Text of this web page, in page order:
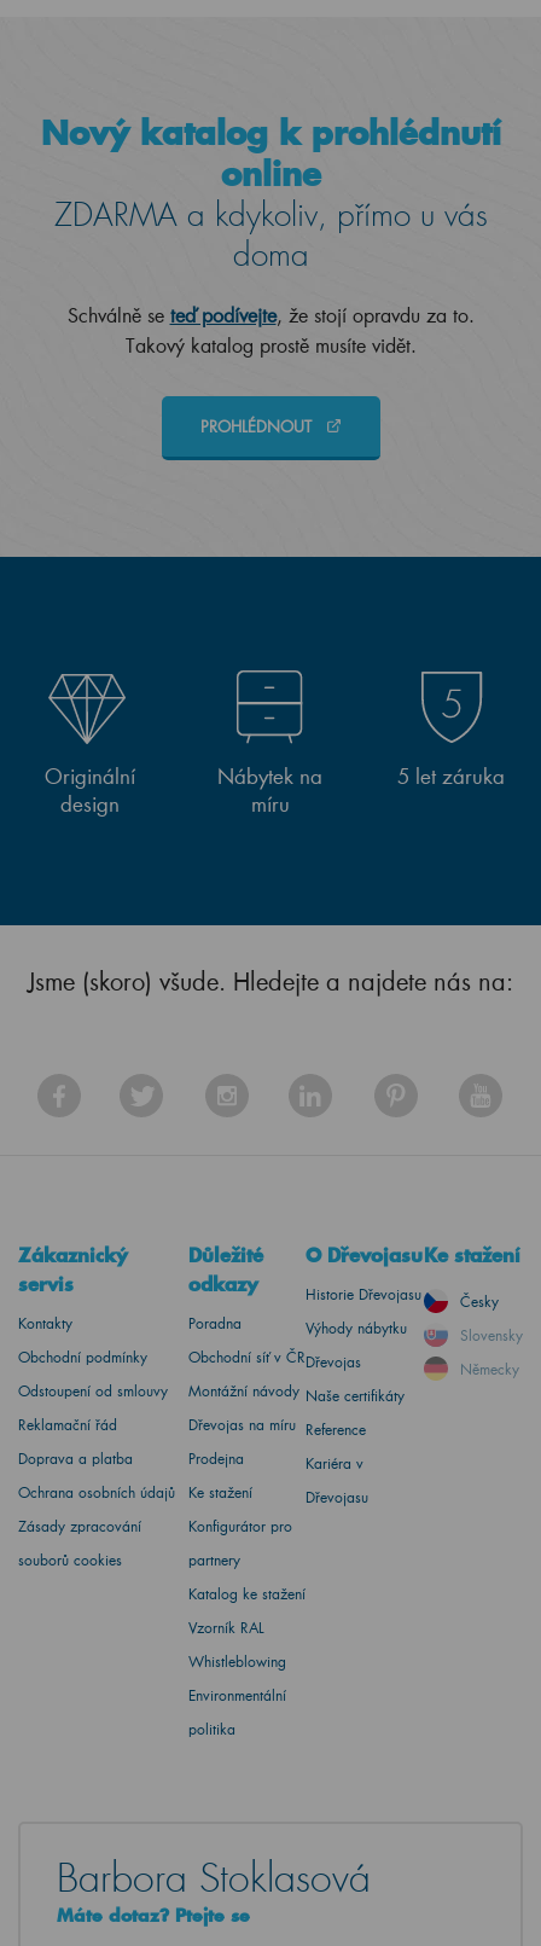
Nový katalog k prohlédnutí
online
ZDARMA a kdykoliv, přímo u vás
doma
Schválně se teď podívejte, že stojí opravdu za to.
Takový katalog prostě musíte vidět.
PROHLÉDNOUT
Originální
design
Nábytek na
míru
5 let záruka
Jsme (skoro) všude. Hledejte a najdete nás na:
Zákaznický
servis
Kontakty
Obchodní podmínky
Odstoupení od smlouvy
Reklamační řád
Doprava a platba
Ochrana osobních údajů
Zásady zpracování
souborů cookies
Důležité
odkazy
Poradna
Obchodní síť v ČR
Montážní návody
Dřevojas na míru
Prodejna
Ke stažení
Konfigurátor pro
partnery
Katalog ke stažení
Vzorník RAL
Whistleblowing
Environmentální
politika
O Dřevojasu
Historie Dřevojasu
Výhody nábytku
Dřevojas
Naše certifikáty
Reference
Kariéra v
Dřevojasu
Ke stažení
Česky
Slovensky
Německy
Barbora Stoklasová
Máte dotaz? Ptejte se